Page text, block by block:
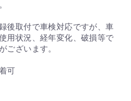
後取付で車検対応ですが、車
用状況、経年変化、破損等で
ございます。
可